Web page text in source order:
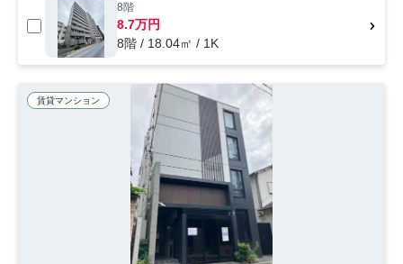
8階
8.7万円
8階 / 18.04㎡ / 1K
賃貸マンション